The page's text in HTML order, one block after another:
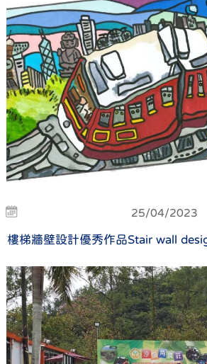
25/04/2023
樓梯牆壁設計優秀作品Stair wall